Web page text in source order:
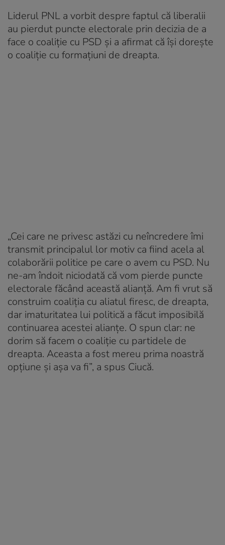
Liderul PNL a vorbit despre faptul că liberalii
au pierdut puncte electorale prin decizia de a
face o coaliție cu PSD și a afirmat că își dorește
o coaliție cu formațiuni de dreapta.
„Cei care ne privesc astăzi cu neîncredere îmi
transmit principalul lor motiv ca fiind acela al
colaborării politice pe care o avem cu PSD. Nu
ne-am îndoit niciodată că vom pierde puncte
electorale făcând această alianță. Am fi vrut să
construim coaliția cu aliatul firesc, de dreapta,
dar imaturitatea lui politică a făcut imposibilă
continuarea acestei alianțe. O spun clar: ne
dorim să facem o coaliție cu partidele de
dreapta. Aceasta a fost mereu prima noastră
opțiune și așa va fi”, a spus Ciucă.